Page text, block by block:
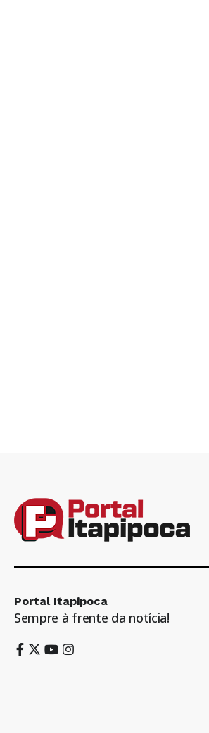
Portal Itapipoca
Sempre à frente da notícia!